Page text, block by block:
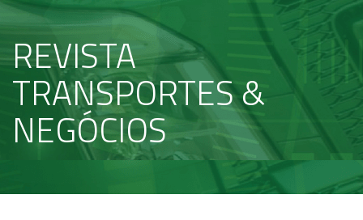
REVISTA
TRANSPORTES &
NEGÓCIOS